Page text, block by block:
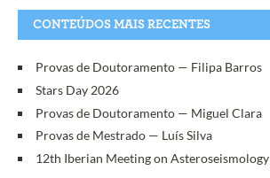
CONTEÚDOS MAIS RECENTES
Provas de Doutoramento — Filipa Barros
Stars Day 2026
Provas de Doutoramento — Miguel Clara
Provas de Mestrado — Luís Silva
12th Iberian Meeting on Asteroseismology